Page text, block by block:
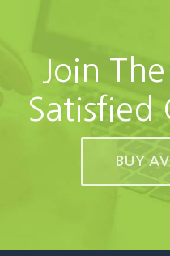
Join
Satisfied
BUY